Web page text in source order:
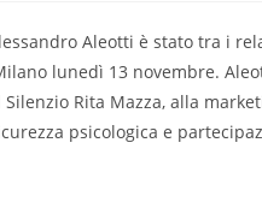
Aleotti è stato tra i
lunedì 13 novembre.
Rita Mazza, alla
psicologica e